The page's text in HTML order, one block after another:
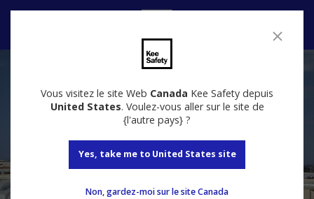
Vous visitez le site Web Canada Kee Safety depuis
United States. Voulez-vous aller sur le site de
{l'autre pays} ?
Yes, take me to United States site
Non, gardez-moi sur le site Canada